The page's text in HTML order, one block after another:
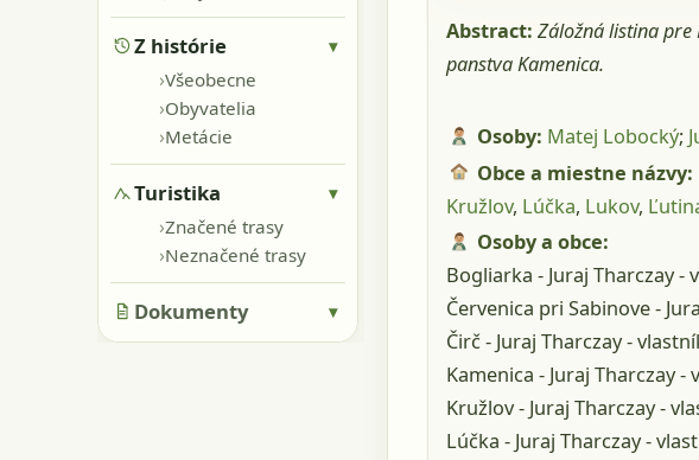
Z histórie ▾
›Všeobecne
›Obyvatelia
›Metácie
Turistika ▾
›Značené trasy
›Neznačené trasy
Dokumenty ▾
Abstract:Záložná listina pre
panstva Kamenica.
Osoby: Matej Lobocký;
Obce a miestne názvy:
Kružlov, Lúčka, Lukov,
Osoby a obce:
Bogliarka - Juraj Tharczay -
Červenica pri Sabinove -
Čirč - Juraj Tharczay -
Kamenica - Juraj Tharczay -
Kružlov - Juraj Tharczay -
Lúčka - Juraj Tharczay -